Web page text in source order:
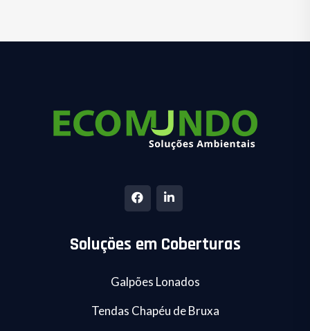
Soluções em Coberturas
Galpões Lonados
Tendas Chapéu de Bruxa